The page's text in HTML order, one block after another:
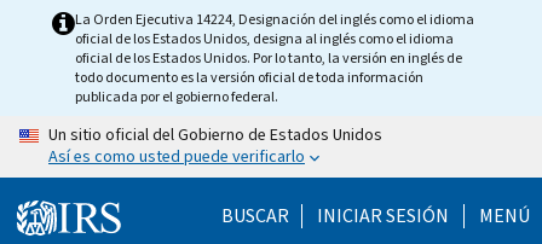
La Orden Ejecutiva 14224, Designación del inglés como el idioma
oficial de los Estados Unidos, designa al inglés como el idioma
oficial de los Estados Unidos. Por lo tanto, la versión en inglés de
todo documento es la versión oficial de toda información
publicada por el gobierno federal.
Un sitio oficial del Gobierno de Estados Unidos
Así es como usted puede verificarlo
BUSCAR INICIAR SESIÓN MENÚ